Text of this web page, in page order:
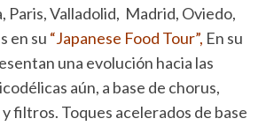
Paris, Valladolid, Madrid, Oviedo,
en su “Japanese Food Tour”, En su
una evolución hacia las
aún, a base de chorus,
filtros. Toques acelerados de base